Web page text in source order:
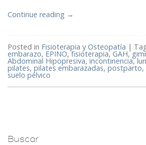
Continue reading →
Posted in Fisioterapia y Osteopatía |
embarazo, EPINO,fisioterapia, GAH,
Abdominal Hipopresiva, incontinencia,
pilates, pilates embarazadas, postparto,
suelo pélvico
Buscar